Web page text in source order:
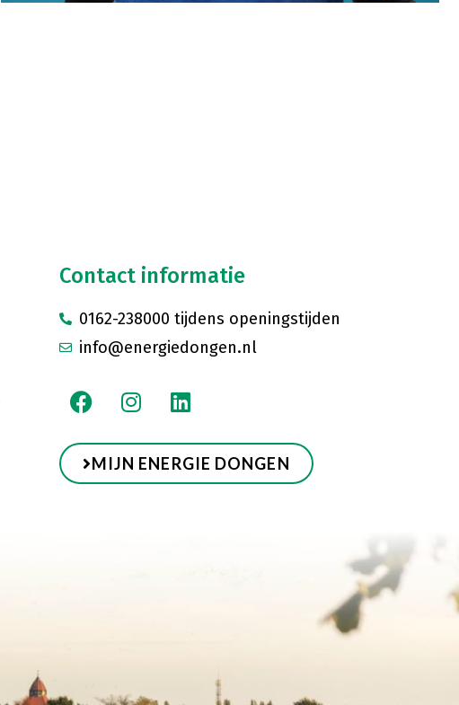
Contact informatie
0162-238000 tijdens openingstijden
info@energiedongen.nl
MIJN ENERGIE DONGEN